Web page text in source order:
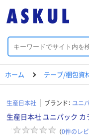
ホーム テープ/梱包資
生産日本社 ブランド： ユニ
生産日本社 ユニパック
（0件のレ